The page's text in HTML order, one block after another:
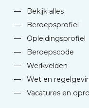
—
Bekijk alles
—
Beroepsprofiel
—
Opleidingsprofiel
—
Beroepscode
—
Werkvelden
—
Wet en
—
Vacatures en